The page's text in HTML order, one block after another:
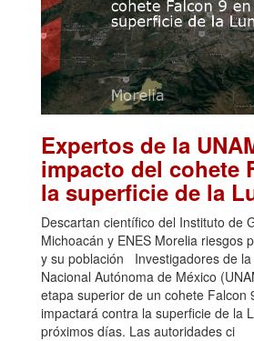
Expertos de la
impacto del cohete
la superficie de la
Descartan científico del Instituto de
Michoacán y ENES Morelia riesgos
y su población Investigadores de la
Nacional Autónoma de México
etapa superior de un cohete Falcon
impactará contra la superficie de la
próximos días. Las autoridades ci